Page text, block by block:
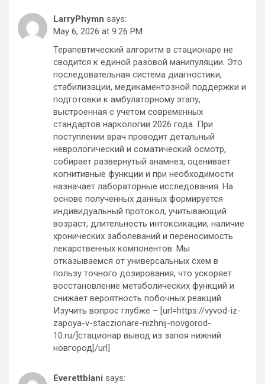
LarryPhymn says:
May 6, 2026 at 9:26 PM
Терапевтический алгоритм в стационаре не
сводится к единой разовой манипуляции. Это
последовательная система диагностики,
стабилизации, медикаментозной поддержки и
подготовки к амбулаторному этапу,
выстроенная с учетом современных
стандартов наркологии 2026 года. При
поступлении врач проводит детальный
неврологический и соматический осмотр,
собирает развернутый анамнез, оценивает
когнитивные функции и при необходимости
назначает лабораторные исследования. На
основе полученных данных формируется
индивидуальный протокол, учитывающий
возраст, длительность интоксикации, наличие
хронических заболеваний и переносимость
лекарственных компонентов. Мы
отказываемся от универсальных схем в
пользу точного дозирования, что ускоряет
восстановление метаболических функций и
снижает вероятность побочных реакций.
Изучить вопрос глубже – [url=https://vyvod-iz-
zapoya-v-staczionare-nizhnij-novgorod-
10.ru/]стационар вывод из запоя нижний
новгород[/url]
Everettblani says: